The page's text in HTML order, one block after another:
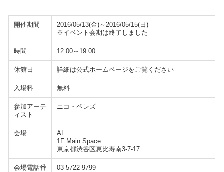
開催期間
2016/05/13(金)～2016/05/15(日)
※イベント会期は終了しました
時間 12:00～19:00
休館日 詳細は公式ホームページをご覧ください
入場料 無料
参加アーテ
ィスト
ニコ・ペレズ
会場
AL
1F Main Space
東京都渋谷区恵比寿南3-7-17
会場電話番
03-5722-9799